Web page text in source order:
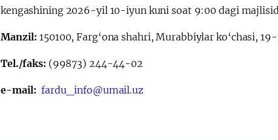
kengashining 2026-yil 10-iyun kuni soat 9:00 dagi
Manzil: 150100, Farg‘ona shahri, Murabbiylar ko‘chasi,
Tel./faks: (99873) 244-44-02
e-mail: fardu_info@umail.uz